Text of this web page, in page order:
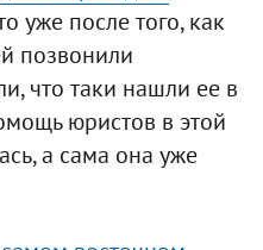
уже после того, как
позвонили
что таки нашли ее в
юристов в этой
а сама она уже